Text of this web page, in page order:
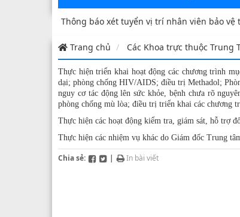
Sự hình thành và
Ban giám đốc
Đảng bộ Sở Y tế
Công đoàn ngành
Đoàn Thanh Niên
Thông báo xét tuyển vị trí nhân viên bảo vệ tại
Trang chủ Các Khoa trực thuộc Trung
Thực hiện triển khai hoạt động các chương trình
dại; phòng chống HIV/AIDS; điều trị Methadol;
nguy cơ tác động lên sức khỏe, bệnh chưa rõ
phòng chống mù lòa; điều trị triển khai các chương
Thực hiện các hoạt động kiểm tra, giám sát, hỗ trợ
Thực hiện các nhiệm vụ khác do Giám đốc Trung
Chia sẻ: | In bài viết